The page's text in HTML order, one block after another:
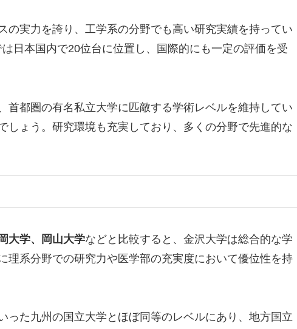
の実力を誇り、工学系の分野でも高い研究実績を持ってい
は日本国内で20位台に位置し、国際的にも一定の評価を受
首都圏の有名私立大学に匹敵する学術レベルを維持してい
しょう。研究環境も充実しており、多くの分野で先進的な
大学、岡山大学などと比較すると、金沢大学は総合的な学
理系分野での研究力や医学部の充実度において優位性を持
った九州の国立大学とほぼ同等のレベルにあり、地方国立